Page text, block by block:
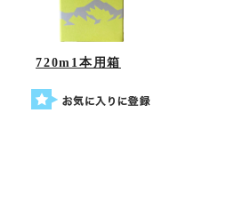
720m1本用箱